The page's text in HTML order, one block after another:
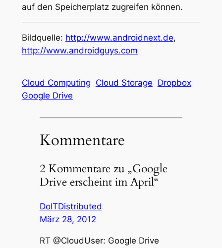
auf den Speicherplatz zugreifen können.
Bildquelle: http://www.androidnext.de,
http://www.androidguys.com
Cloud Computing Cloud Storage Dropbox
Google Drive
Kommentare
2 Kommentare zu „Google
Drive erscheint im April“
DoITDistributed
März 28, 2012
RT @CloudUser: Google Drive